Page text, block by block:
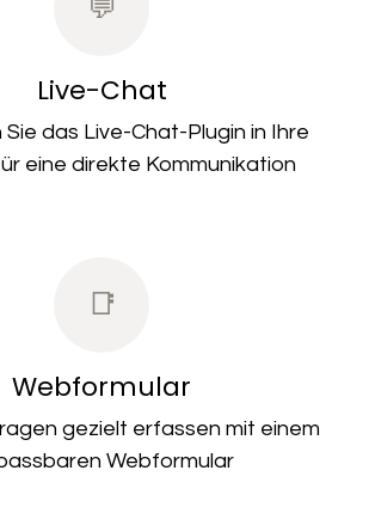
Live-Chat
Sie das Live-Chat-Plugin in Ihre
eine direkte Kommunikation
📑
Webformular
gezielt erfassen mit einem
Webformular